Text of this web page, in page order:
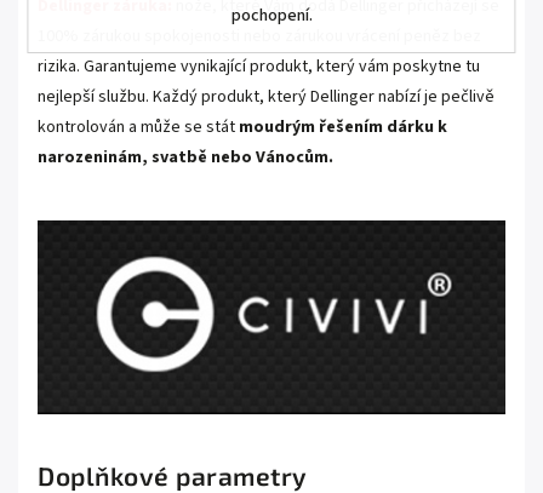
pochopení.
nože, které Vám dodá Dellinger přicházejí se
rizika. Garantujeme vynikající produkt, který vám poskytne tu
nejlepší službu. Každý produkt, který Dellinger nabízí je pečlivě
kontrolován a může se stát moudrým řešením dárku k
narozeninám, svatbě nebo Vánocům.
Doplňkové parametry